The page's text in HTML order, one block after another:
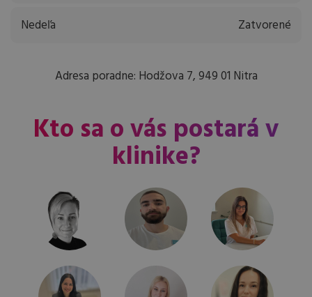
Nedeľa Zatvorené
Adresa poradne: Hodžova 7, 949 01 Nitra
Kto sa o vás postará v
klinike?